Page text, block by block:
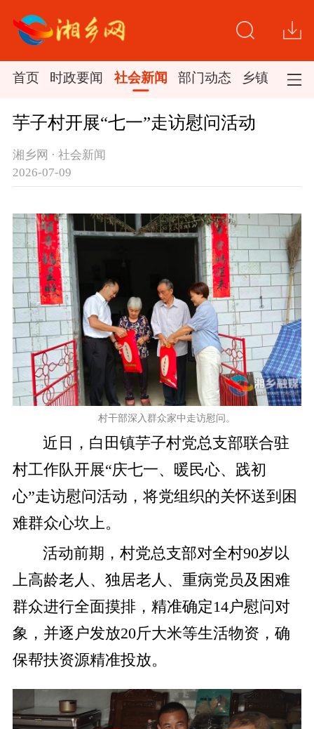
首页 时政要闻 社会新闻 部门动态 乡镇新闻
芋子村开展“七一”走访慰问活动
湘乡网 · 社会新闻
2026-07-09
村干部深入群众家中走访慰问。
近日，白田镇芋子村党总支部联合驻
村工作队开展“庆七一、暖民心、践初
心”走访慰问活动，将党组织的关怀送到困
难群众心坎上。
活动前期，村党总支部对全村90岁以
上高龄老人、独居老人、重病党员及困难
群众进行全面摸排，精准确定14户慰问对
象，并逐户发放20斤大米等生活物资，确
保帮扶资源精准投放。